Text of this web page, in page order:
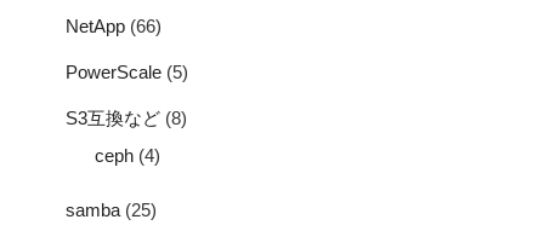
NetApp (66)
PowerScale (5)
S3互換など (8)
ceph (4)
samba (25)